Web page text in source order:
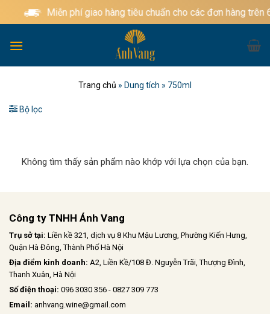
qua
dung
Miễn phí giao hàng tiêu chuẩn cho các đơn hàng trên
Trang chủ » Dung tích » 750ml
Bộ lọc
Không tìm thấy sản phẩm nào khớp với lựa chọn của bạn.
Công ty TNHH Ánh Vang
Trụ sở tại: Liền kề 321, dịch vụ 8 Khu Mậu Lương, Phường Kiến Hưng,
Quận Hà Đông, Thành Phố Hà Nội
Địa điểm kinh doanh: A2, Liền Kề/108 Đ. Nguyễn Trãi, Thượng Đình,
Thanh Xuân, Hà Nội
Số điện thoại: 096 3030 356 - 0827 309 773
Email: anhvang.wine@gmail.com